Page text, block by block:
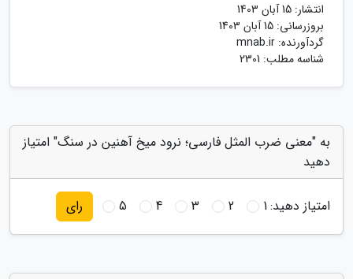
انتشار: 15 آبان 1403
بروزرسانی: 15 آبان 1403
گردآورنده: mnab.ir
شناسه مطلب: 2301
به "معنی ضرب المثل فارسی؛ نرود میخ آهنین در سنگ" امتیاز
دهید
امتیاز دهید:1
2
3
4
5 رای